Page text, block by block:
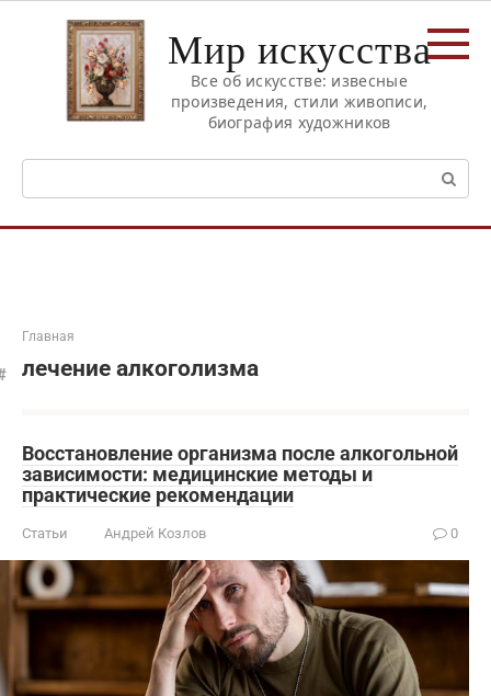
Мир искусства
Все об искусстве: извесные
произведения, стили живописи,
биография художников
Поиск:
Главная
лечение алкоголизма
Восстановление организма после алкогольной
зависимости: медицинские методы и
практические рекомендации
Статьи Андрей Козлов 0